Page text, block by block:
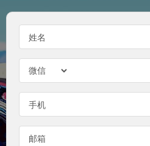
姓名
手机
邮箱